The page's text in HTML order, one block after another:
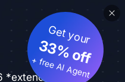
Get your
33% off
+ free AI Agent